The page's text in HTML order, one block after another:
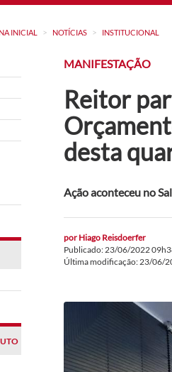
INICIAL > NOTÍCIAS > INSTITUCIONAL
MANIFESTAÇÃO
Reitor
desta
Ação aconteceu no
por Hiago Reisdoerfer
Publicado: 23/06/2022
Última modificação: 23/06/